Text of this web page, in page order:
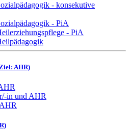
- konsekutive
- PiA
- PiA
AHR)
in und AHR